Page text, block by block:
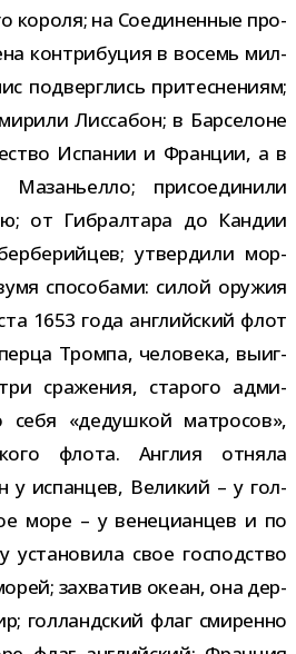
короля; на Соединенные про­
кон­три­бу­ция в восемь мил­
под­верг­лись при­тес­не­ниям;
Лиссабон; в Барселоне
Испании и Франции, а в
Мазаньелло; при­со­еди­нили
от Гибралтара до Кандии
утвер­дили мор­
спо­со­бами: силой ору­жия
1653 года англий­ский флот
Тромпа, чело­века, выиг­
сра­же­ния, ста­рого адми­
себя «дедуш­кой мат­ро­сов»,
флота. Англия отняла
у испан­цев, Великий – у гол­
море – у вене­ци­ан­цев и по
уста­но­вила свое гос­под­ство
захва­тив океан, она дер­
гол­ланд­ский флаг сми­ренно